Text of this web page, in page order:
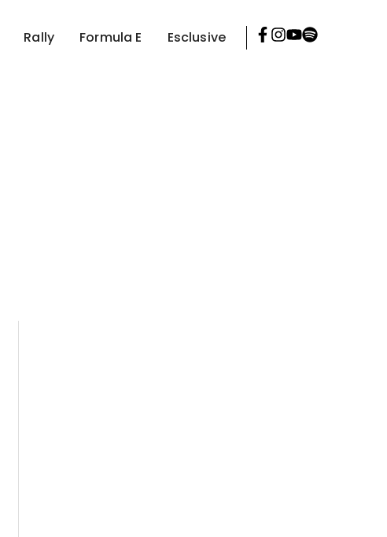
Rally Formula E Esclusive